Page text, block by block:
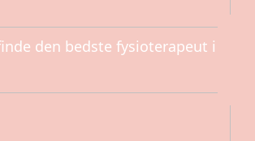
den bedste fysioterapeut i